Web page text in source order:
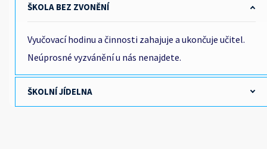
ŠKOLA BEZ ZVONĚNÍ
Vyučovací hodinu a činnosti zahajuje a ukončuje učitel.
Neúprosné vyzvánění u nás nenajdete.
ŠKOLNÍ JÍDELNA